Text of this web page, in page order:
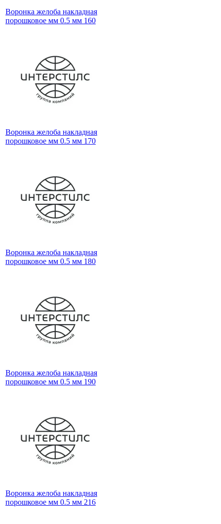
Воронка желоба накладная
порошковое мм 0.5 мм 160
Воронка желоба накладная
порошковое мм 0.5 мм 170
Воронка желоба накладная
порошковое мм 0.5 мм 180
Воронка желоба накладная
порошковое мм 0.5 мм 190
Воронка желоба накладная
порошковое мм 0.5 мм 216